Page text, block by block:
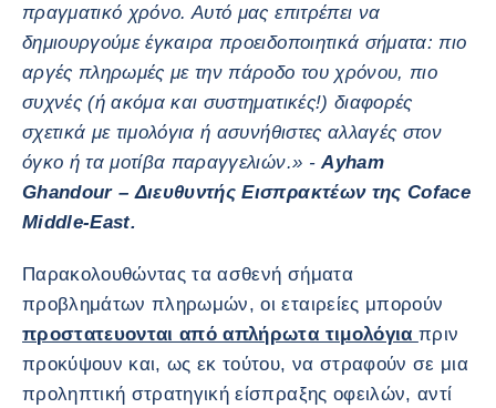
πραγματικό χρόνο. Αυτό μας επιτρέπει να
δημιουργούμε έγκαιρα προειδοποιητικά σήματα: πιο
αργές πληρωμές με την πάροδο του χρόνου, πιο
συχνές (ή ακόμα και συστηματικές!) διαφορές
σχετικά με τιμολόγια ή ασυνήθιστες αλλαγές στον
όγκο ή τα μοτίβα παραγγελιών.» -Ayham
Ghandour – Διευθυντής Εισπρακτέων της Coface
Middle-East.
Παρακολουθώντας τα ασθενή σήματα
προβλημάτων πληρωμών, οι εταιρείες μπορούν
προστατευονται από απλήρωτα τιμολόγια πριν
προκύψουν και, ως εκ τούτου, να στραφούν σε μια
προληπτική στρατηγική είσπραξης οφειλών, αντί